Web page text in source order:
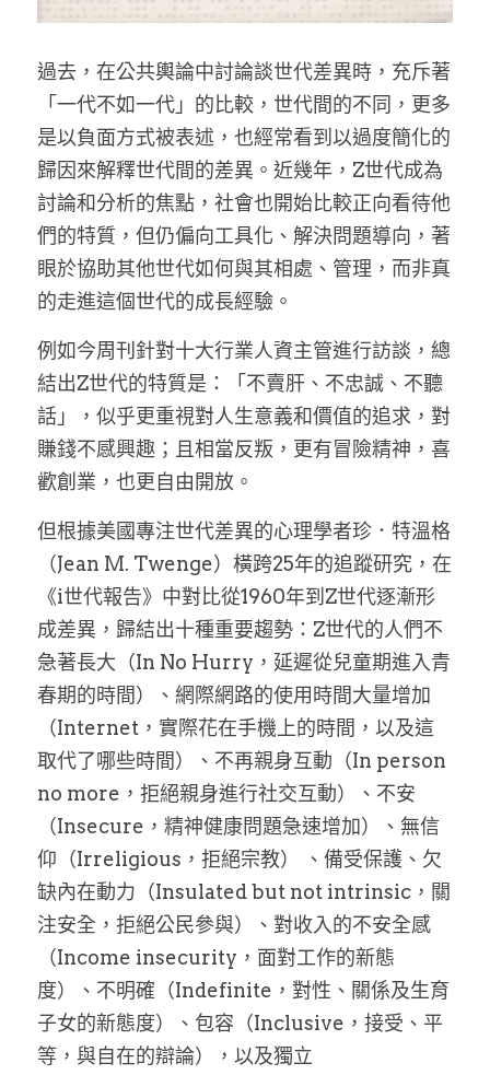
過去，在公共輿論中討論談世代差異時，充斥著
「一代不如一代」的比較，世代間的不同，更多
是以負面方式被表述，也經常看到以過度簡化的
歸因來解釋世代間的差異。近幾年，Z世代成為
討論和分析的焦點，社會也開始比較正向看待他
們的特質，但仍偏向工具化、解決問題導向，著
眼於協助其他世代如何與其相處、管理，而非真
的走進這個世代的成長經驗。
例如今周刊針對十大行業人資主管進行訪談，總
結出Z世代的特質是：「不賣肝、不忠誠、不聽
話」，似乎更重視對人生意義和價值的追求，對
賺錢不感興趣；且相當反叛，更有冒險精神，喜
歡創業，也更自由開放。
但根據美國專注世代差異的心理學者珍．特溫格
（Jean M. Twenge）橫跨25年的追蹤研究，在
《i世代報告》中對比從1960年到Z世代逐漸形
成差異，歸結出十種重要趨勢：Z世代的人們不
急著長大（In No Hurry，延遲從兒童期進入青
春期的時間）、網際網路的使用時間大量增加
（Internet，實際花在手機上的時間，以及這
取代了哪些時間）、不再親身互動（In person
no more，拒絕親身進行社交互動）、不安
（Insecure，精神健康問題急速增加）、無信
仰（Irreligious，拒絕宗教） 、備受保護、欠
缺內在動力（Insulated but not intrinsic，關
注安全，拒絕公民參與）、對收入的不安全感
（Income insecurity，面對工作的新態
度）、不明確（Indefinite，對性、關係及生育
子女的新態度）、包容（Inclusive，接受、平
等，與自在的辯論），以及獨立